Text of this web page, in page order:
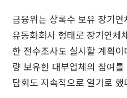
금융위는 상록수 보유 장기
유동화회사 형태로 장기연체
한 전수조사도 실시할 계획
량 보유한 대부업체의 참여
담회도 지속적으로 열기로 했